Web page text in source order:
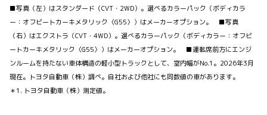
■写真（左）はスタンダード（CVT・2WD）。選べるカラーパック（ボディカラ
ー：オフビートカーキメタリック〈G55〉）はメーカーオプション。 ■写真
（右）はエクストラ（CVT・4WD）。選べるカラーパック（ボディカラー：オフビ
ートカーキメタリック〈G55〉）はメーカーオプション。 ■運転席前方にエンジ
ンルームを持たない車体構造の軽小型トラックとして、室内幅がNo.1。2026年3月
現在。トヨタ自動車（株）調べ。自社および他社にも同数値の車があります。
＊1. トヨタ自動車（株）測定値。